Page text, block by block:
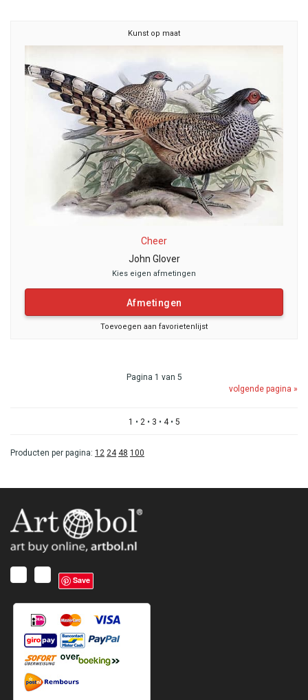
Kunst op maat
Cheer
John Glover
Kies eigen afmetingen
Afmetingen
Toevoegen aan favorietenlijst
Pagina 1 van 5
volgende pagina »
1 • 2• 3 • 4• 5
Producten per pagina: 12 24 48 100
Save